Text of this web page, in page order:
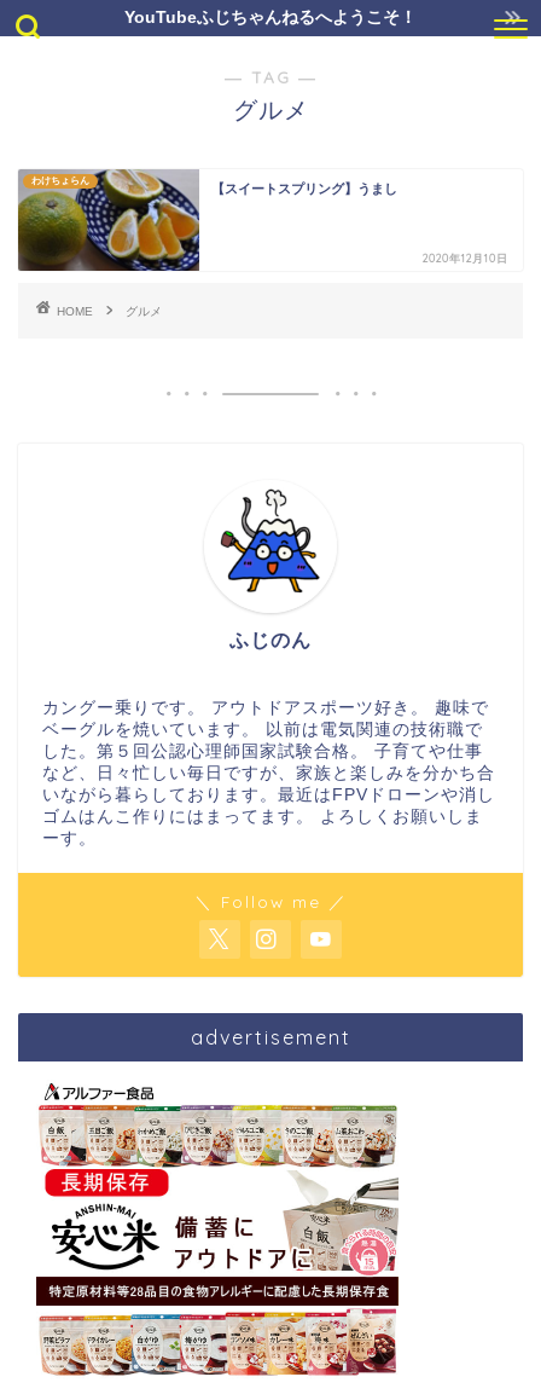
YouTubeふじちゃんねるへようこそ！
― TAG ―
グルメ
わけちょらん
【スイートスプリング】うまし
2020年12月10日
HOME グルメ
ふじのん
カングー乗りです。 アウトドアスポーツ好き。 趣味で
ベーグルを焼いています。 以前は電気関連の技術職で
した。第５回公認心理師国家試験合格。 子育てや仕事
など、日々忙しい毎日ですが、家族と楽しみを分かち合
いながら暮らしております。最近はFPVドローンや消し
ゴムはんこ作りにはまってます。 よろしくお願いしま
ーす。
＼ Follow me ／
advertisement